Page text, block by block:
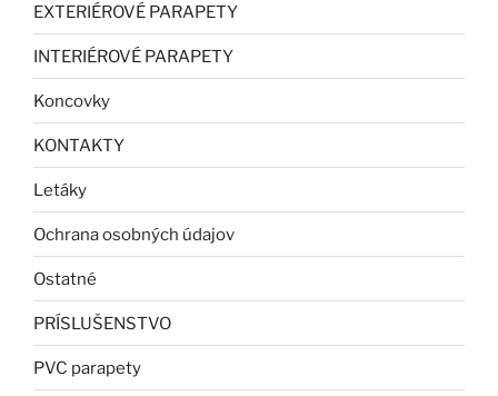
EXTERIÉROVÉ PARAPETY
INTERIÉROVÉ PARAPETY
Koncovky
KONTAKTY
Letáky
Ochrana osobných údajov
Ostatné
PRÍSLUŠENSTVO
PVC parapety